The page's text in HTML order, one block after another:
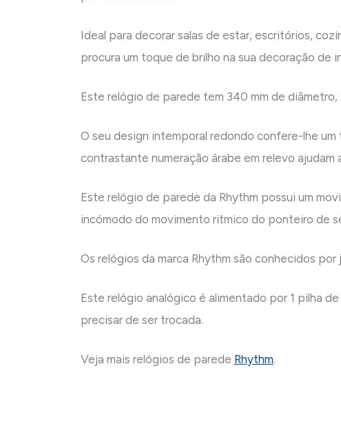
Ideal para decorar salas de estar, escritórios,
procura um toque de brilho na sua decoração de
Este relógio de parede tem 340 mm de
O seu design intemporal redondo confere-lhe
contrastante numeração árabe em relevo
Este relógio de parede da Rhythm possui um
incómodo do movimento ritmico do ponteiro de
Os relógios da marca Rhythm são conhecidos
Este relógio analógico é alimentado por 1 pilha
precisar de ser trocada.
Veja mais relógios de parede Rhythm.